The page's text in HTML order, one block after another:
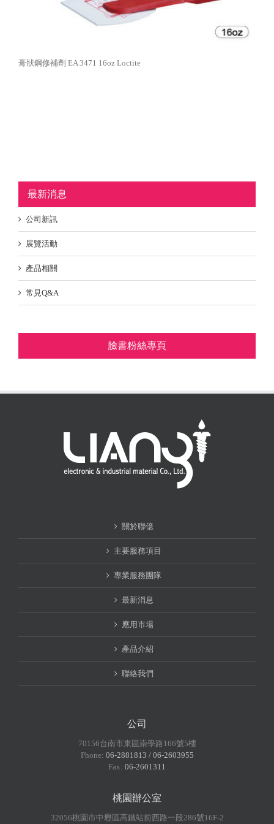
膏狀鋼修補劑 EA 3471 16oz Loctite
最新消息
公司新訊
展覽活動
產品相關
常見Q&A
臉書粉絲專頁
關於聯億
主要服務項目
專業服務團隊
最新消息
應用市場
產品介紹
聯絡我們
公司
70156台南市東區崇學路166號5樓
Phone: 06-2881813 / 06-2603955
Fax: 06-2601311
桃園辦公室
32056桃園市中壢區高鐵站前西路一段286號16F-2